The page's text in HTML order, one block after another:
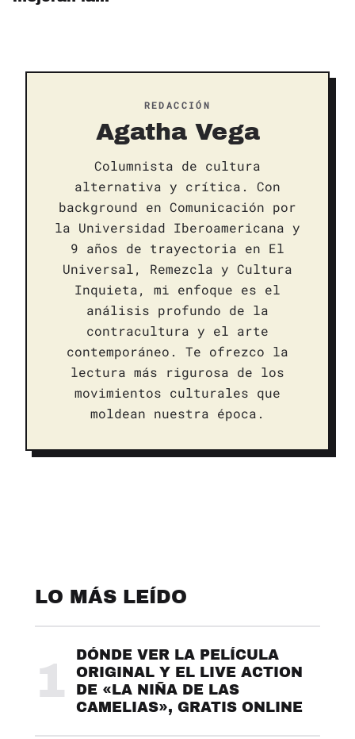
REDACCIÓN
Agatha Vega
Columnista de cultura
alternativa y crítica. Con
background en Comunicación por
la Universidad Iberoamericana y
9 años de trayectoria en El
Universal, Remezcla y Cultura
Inquieta, mi enfoque es el
análisis profundo de la
contracultura y el arte
contemporáneo. Te ofrezco la
lectura más rigurosa de los
movimientos culturales que
moldean nuestra época.
LO MÁS LEÍDO
1
DÓNDE VER LA PELÍCULA
ORIGINAL Y EL LIVE ACTION
DE «LA NIÑA DE LAS
CAMELIAS», GRATIS ONLINE